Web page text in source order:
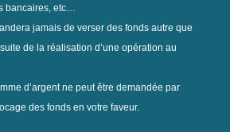
bancaires, etc…
jamais de verser des fonds autre que
de la réalisation d’une opération au
d’argent ne peut être demandée par
des fonds en votre faveur.